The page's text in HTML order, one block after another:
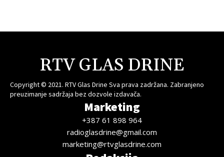
RTV GLAS DRINE
Copyright © 2021. RTV Glas Drine Sva prava zadržana. Zabranjeno
preuzimanje sadržaja bez dozvole izdavača.
Marketing
+387 61 898 964
radioglasdrine@gmail.com
marketing@rtvglasdrine.com